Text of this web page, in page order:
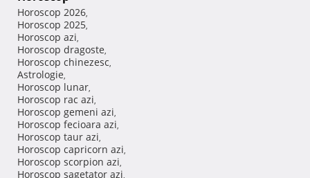
Horoscop 2026,
Horoscop 2025,
Horoscop azi,
Horoscop dragoste,
Horoscop chinezesc,
Astrologie,
Horoscop lunar,
Horoscop rac azi,
Horoscop gemeni azi,
Horoscop fecioara azi,
Horoscop taur azi,
Horoscop capricorn azi,
Horoscop scorpion azi,
Horoscop sagetator azi,